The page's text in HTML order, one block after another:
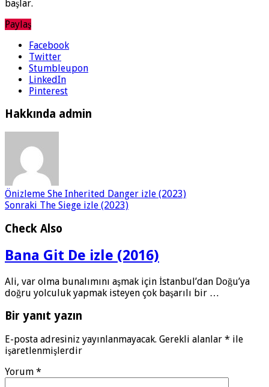
başlar.
Paylaş
Facebook
Twitter
Stumbleupon
LinkedIn
Pinterest
Hakkında admin
Önizleme She Inherited Danger izle (2023)
Sonraki The Siege izle (2023)
Check Also
Bana Git De izle (2016)
Ali, var olma bunalımını aşmak için İstanbul’dan Doğu’ya
doğru yolculuk yapmak isteyen çok başarılı bir …
Bir yanıt yazın
E-posta adresiniz yayınlanmayacak. Gerekli alanlar * ile
işaretlenmişlerdir
Yorum *